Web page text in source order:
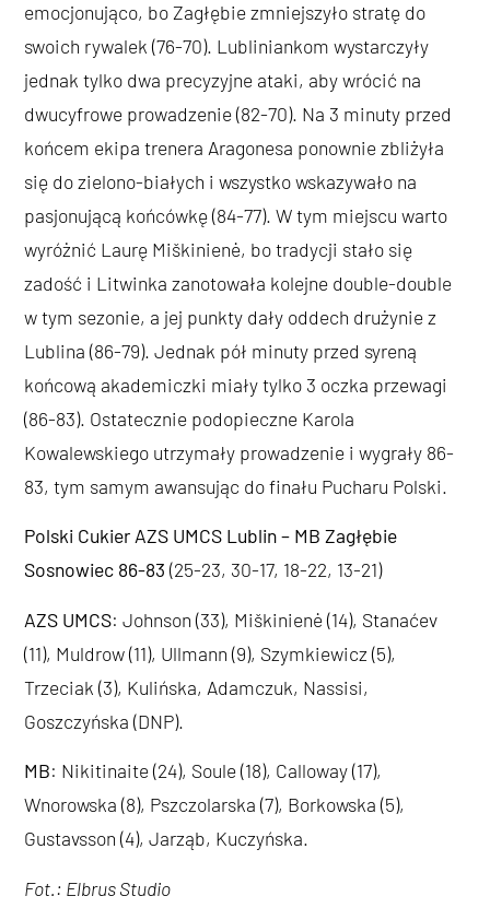
emocjonująco, bo Zagłębie zmniejszyło stratę do
swoich rywalek (76-70). Lubliniankom wystarczyły
jednak tylko dwa precyzyjne ataki, aby wrócić na
dwucyfrowe prowadzenie (82-70). Na 3 minuty przed
końcem ekipa trenera Aragonesa ponownie zbliżyła
się do zielono-białych i wszystko wskazywało na
pasjonującą końcówkę (84-77). W tym miejscu warto
wyróżnić Laurę Miškinienė, bo tradycji stało się
zadość i Litwinka zanotowała kolejne double-double
w tym sezonie, a jej punkty dały oddech drużynie z
Lublina (86-79). Jednak pół minuty przed syreną
końcową akademiczki miały tylko 3 oczka przewagi
(86-83). Ostatecznie podopieczne Karola
Kowalewskiego utrzymały prowadzenie i wygrały 86-
83, tym samym awansując do finału Pucharu Polski.
Polski Cukier AZS UMCS Lublin – MB Zagłębie
Sosnowiec 86-83(25-23, 30-17, 18-22, 13-21)
AZS UMCS: Johnson (33), Miškinienė (14), Stanaćev
(11), Muldrow (11), Ullmann (9), Szymkiewicz (5),
Trzeciak (3), Kulińska, Adamczuk, Nassisi,
Goszczyńska (DNP).
MB: Nikitinaite (24), Soule (18), Calloway (17),
Wnorowska (8), Pszczolarska (7), Borkowska (5),
Gustavsson (4), Jarząb, Kuczyńska.
Fot.: Elbrus Studio